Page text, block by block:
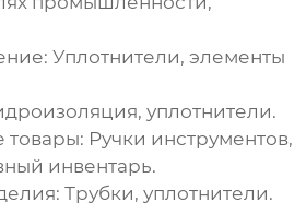
Уплотнители, элементы
уплотнители.
товары: Ручки инструментов,
инвентарь.
Трубки, уплотнители.